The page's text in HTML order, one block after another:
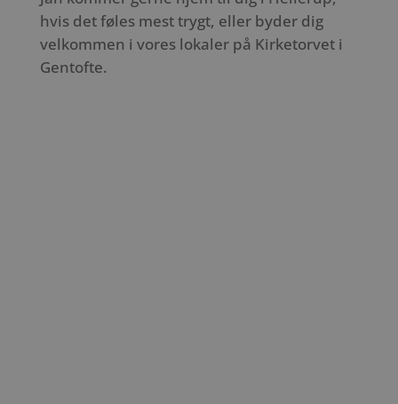
hvis det føles mest trygt, eller byder dig
velkommen i vores lokaler på Kirketorvet i
Gentofte.